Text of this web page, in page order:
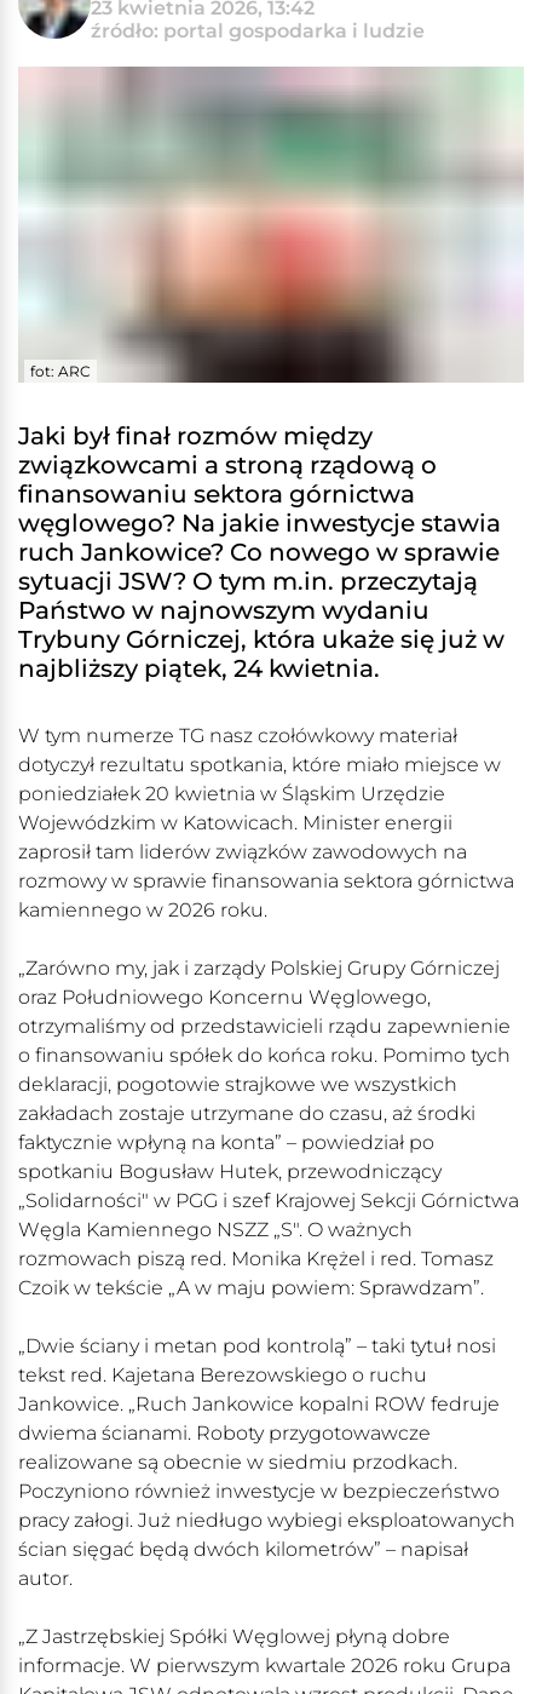
23 kwietnia 2026, 13:42
źródło: portal gospodarka i ludzie
fot: ARC
Jaki był finał rozmów między
związkowcami a stroną rządową o
finansowaniu sektora górnictwa
węglowego? Na jakie inwestycje stawia
ruch Jankowice? Co nowego w sprawie
sytuacji JSW? O tym m.in. przeczytają
Państwo w najnowszym wydaniu
Trybuny Górniczej, która ukaże się już w
najbliższy piątek, 24 kwietnia.
W tym numerze TG nasz czołówkowy materiał
dotyczył rezultatu spotkania, które miało miejsce w
poniedziałek 20 kwietnia w Śląskim Urzędzie
Wojewódzkim w Katowicach. Minister energii
zaprosił tam liderów związków zawodowych na
rozmowy w sprawie finansowania sektora górnictwa
kamiennego w 2026 roku.
„Zarówno my, jak i zarządy Polskiej Grupy Górniczej
oraz Południowego Koncernu Węglowego,
otrzymaliśmy od przedstawicieli rządu zapewnienie
o finansowaniu spółek do końca roku. Pomimo tych
deklaracji, pogotowie strajkowe we wszystkich
zakładach zostaje utrzymane do czasu, aż środki
faktycznie wpłyną na konta” – powiedział po
spotkaniu Bogusław Hutek, przewodniczący
„Solidarności" w PGG i szef Krajowej Sekcji Górnictwa
Węgla Kamiennego NSZZ „S". O ważnych
rozmowach piszą red. Monika Krężel i red. Tomasz
Czoik w tekście „A w maju powiem: Sprawdzam”.
„Dwie ściany i metan pod kontrolą” – taki tytuł nosi
tekst red. Kajetana Berezowskiego o ruchu
Jankowice. „Ruch Jankowice kopalni ROW fedruje
dwiema ścianami. Roboty przygotowawcze
realizowane są obecnie w siedmiu przodkach.
Poczyniono również inwestycje w bezpieczeństwo
pracy załogi. Już niedługo wybiegi eksploatowanych
ścian sięgać będą dwóch kilometrów” – napisał
autor.
„Z Jastrzębskiej Spółki Węglowej płyną dobre
informacje. W pierwszym kwartale 2026 roku Grupa